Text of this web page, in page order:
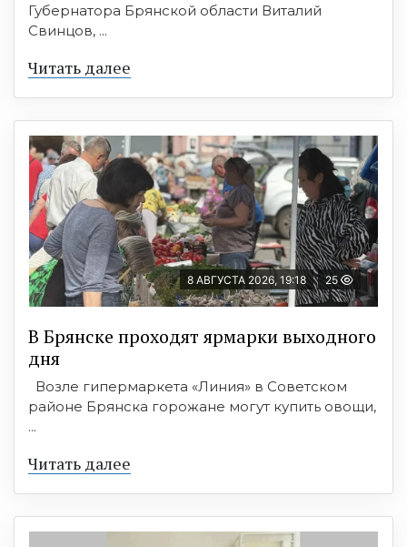
Губернатора Брянской области Виталий
Свинцов, ...
Читать далее
8 АВГУСТА 2026, 19:18 25
В Брянске проходят ярмарки выходного
дня
Возле гипермаркета «Линия» в Советском
районе Брянска горожане могут купить овощи,
...
Читать далее